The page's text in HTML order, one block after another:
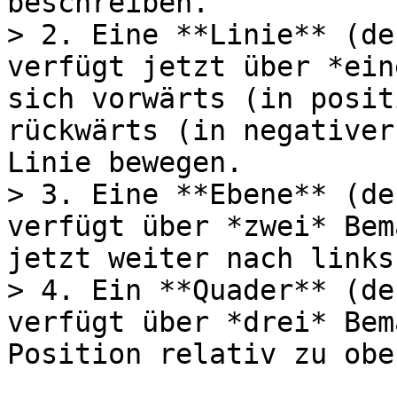
> 2. Eine **Linie**
verfügt jetzt über
sich vorwärts (in
rückwärts (in
Linie bewegen.
> 3. Eine **Ebene**
verfügt über *zwei*
jetzt weiter nach links
> 4. Ein **Quader**
verfügt über *drei*
Position relativ zu